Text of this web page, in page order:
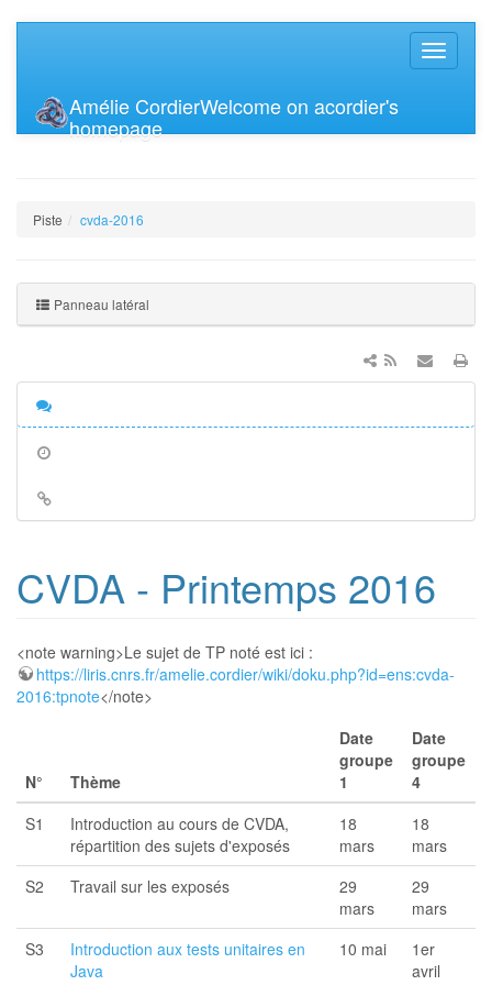
Amélie CordierWelcome on acordier's
homepage
Piste cvda-2016
Panneau latéral
de
CVDA - Printemps 2016
<note warning>Le sujet de TP noté est ici :
https://liris.cnrs.fr/amelie.cordier/wiki/doku.php?id=ens:cvda-
2016:tpnote</note>
N° Thème
Date
groupe
1
Date
groupe
4
S1
Introduction au cours de CVDA,
répartition des sujets d'exposés
18
mars
18
mars
S2
Travail sur les exposés
29
mars
29
mars
S3
Introduction aux tests unitaires en
Java
10 mai
1er
avril